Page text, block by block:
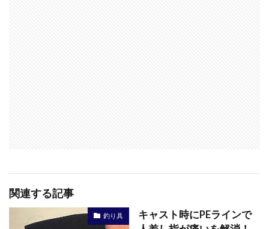
関連する記事
釣り具
キャスト時にPEラインで